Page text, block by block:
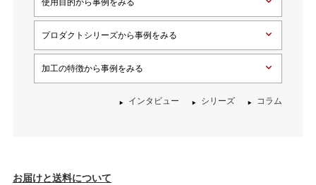
使用目的から事例をみる
プロダクトシリーズから事例をみる
加工の特徴から事例をみる
インタビュー シリーズ コラム
お届けと送料について